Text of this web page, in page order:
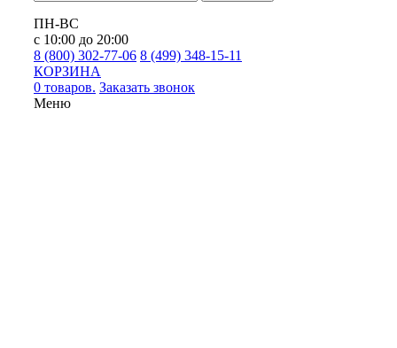
ПН-ВС
с 10:00 до 20:00
8 (800) 302-77-06 8 (499) 348-15-11
КОРЗИНА
0 товаров. Заказать звонок
Меню